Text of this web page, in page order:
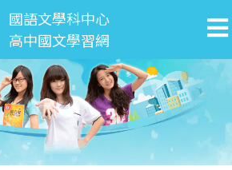
國語文學科中心
高中國文學習網